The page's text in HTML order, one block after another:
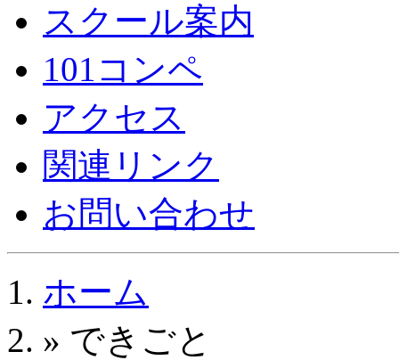
スクール案内
101コンペ
アクセス
関連リンク
お問い合わせ
ホーム
» できごと